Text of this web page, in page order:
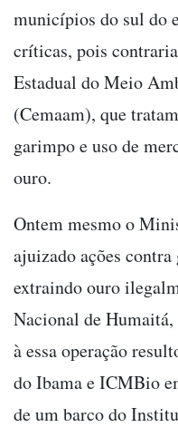
municípios do sul do
críticas, pois
Estadual do Meio
(Cemaam), que
garimpo e uso de
ouro.
Ontem mesmo o
ajuizado ações
extraindo ouro
Nacional de
à essa operação
do Ibama e ICMBio
de um barco do